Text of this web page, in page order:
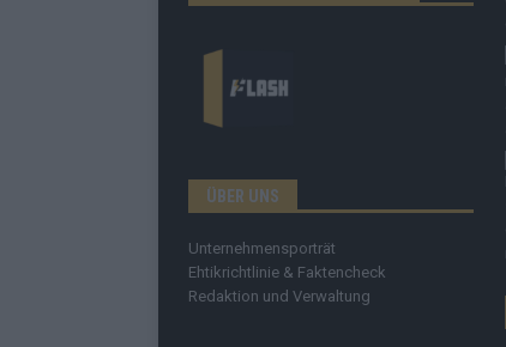
ÜBER UNS
Unternehmensporträt
Ehtikrichtlinie & Faktencheck
Redaktion und Verwaltung